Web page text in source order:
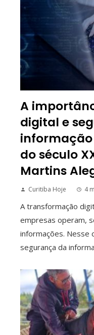
A
digital e
do século
Martins
Curitiba Hoje 4
A transformação
empresas operam,
informações. Nesse
segurança da